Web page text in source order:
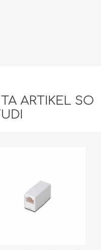
ARTIKEL SO